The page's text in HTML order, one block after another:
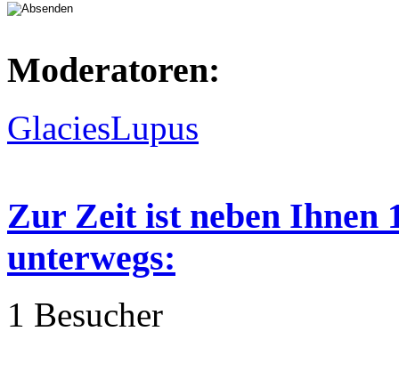
Moderatoren:
GlaciesLupus
Zur Zeit ist neben Ihnen
unterwegs:
1 Besucher